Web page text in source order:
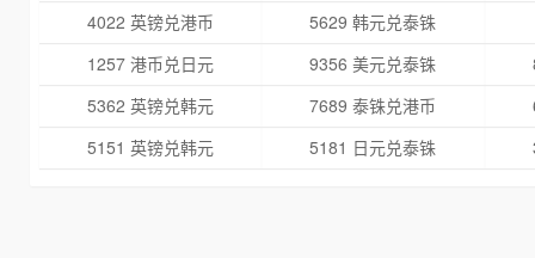
4022 英镑兑港币
5629 韩元兑泰铢
1257 港币兑日元
9356 美元兑泰铢
5362 英镑兑韩元
7689 泰铢兑港币
5151 英镑兑韩元
5181 日元兑泰铢